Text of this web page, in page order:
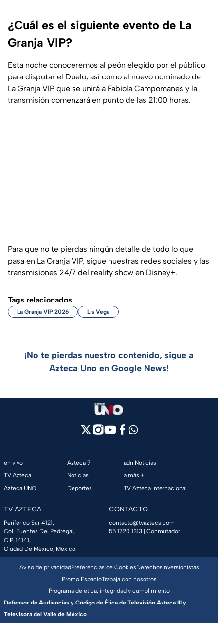
¿Cuál es el siguiente evento de La
Granja VIP?
Esta noche conoceremos al peón elegido por el público
para disputar el Duelo, así como al nuevo nominado de
La Granja VIP que se unirá a Fabiola Campomanes y la
transmisión comenzará en punto de las 21:00 horas.
Para que no te pierdas ningún detalle de todo lo que
pasa en La Granja VIP, sigue nuestras redes sociales y las
transmisiones 24/7 del reality show en Disney+.
Tags relacionados
La Granja VIP 2026 Lis Vega
¡No te pierdas nuestro contenido, sigue a
Azteca Uno en Google News!
en vivo
TV Azteca
Azteca UNO
Azteca 7
Noticias
Deportes
adn Noticias
a más +
TV Azteca Internacional
TV AZTECA
Periférico Sur 4121,
Col. Fuentes Del Pedregal,
C.P. 14141,
Ciudad De México, México.
CONTACTO
contacto@tvazteca.com
55 1720 1313 | Conmutador
Aviso de privacidadPreferencias de CookiesDerechosInversionistas
Promo EspacioTrabaja con nosotros
Programa de ética, integridad y cumplimiento
Defensor de Audiencias y Código de Ética de Televisión Azteca III y
Televisora del Valle de México